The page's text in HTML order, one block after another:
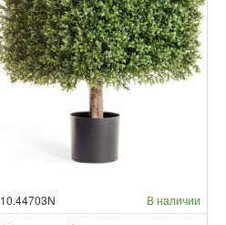
10.44703N В наличии